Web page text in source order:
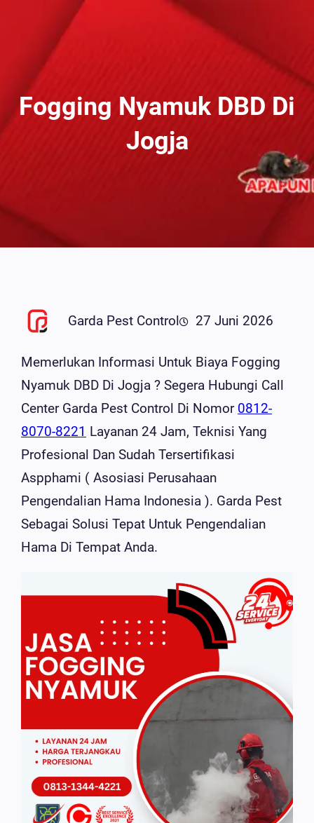
Fogging Nyamuk DBD Di
Jogja
Garda Pest Control 27 Juni 2026
Memerlukan Informasi Untuk Biaya Fogging
Nyamuk DBD Di Jogja ? Segera Hubungi Call
Center Garda Pest Control Di Nomor 0812-
8070-8221 Layanan 24 Jam, Teknisi Yang
Profesional Dan Sudah Tersertifikasi
Aspphami ( Asosiasi Perusahaan
Pengendalian Hama Indonesia ). Garda Pest
Sebagai Solusi Tepat Untuk Pengendalian
Hama Di Tempat Anda.